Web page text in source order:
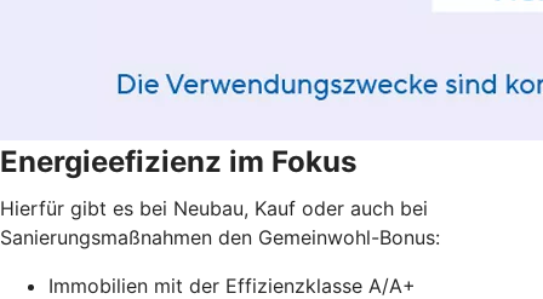
Energieefizienz im Fokus
Hierfür gibt es bei Neubau, Kauf oder auch bei
Sanierungsmaßnahmen den Gemeinwohl-Bonus:
Immobilien mit der Effizienzklasse A/A+